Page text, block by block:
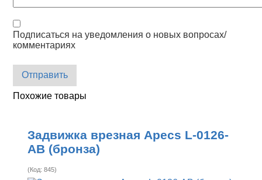
Подписаться на уведомления о новых вопросах/
комментариях
Отправить
Похожие товары
Задвижка врезная Apecs L-0126-
AB (бронза)
(Код:845)